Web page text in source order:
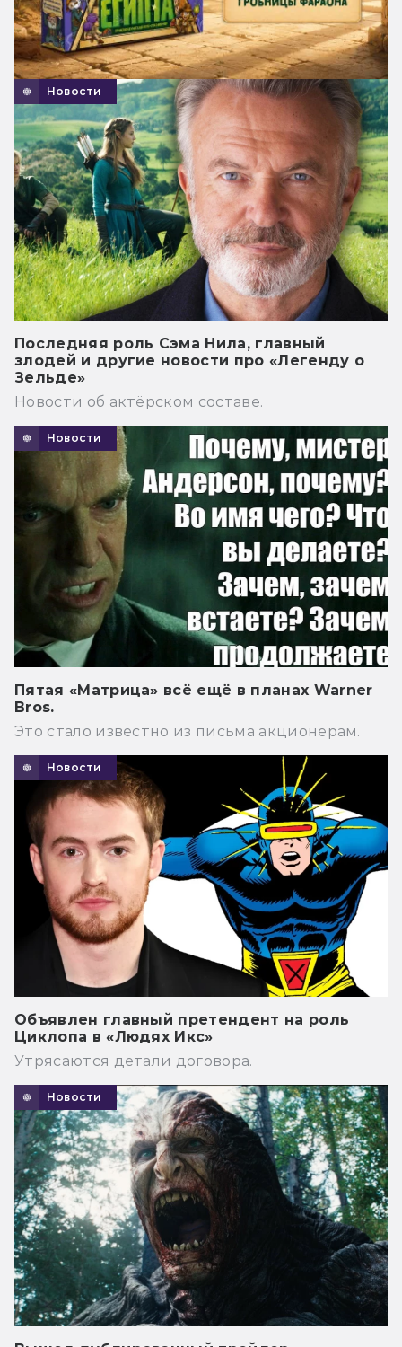
Новости
Последняя роль Сэма Нила, главный
злодей и другие новости про «Легенду о
Зельде»
Новости об актёрском составе.
Новости
Пятая «Матрица» всё ещё в планах Warner
Bros.
Это стало известно из письма акционерам.
Новости
Объявлен главный претендент на роль
Циклопа в «Людях Икс»
Утрясаются детали договора.
Новости